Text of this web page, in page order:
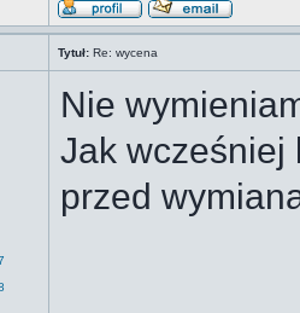
Tytuł: Re: wycena
Nie
Jak wcześniej
przed